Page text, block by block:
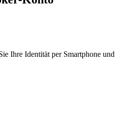
Ihre Identität per Smartphone und